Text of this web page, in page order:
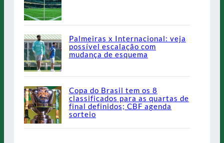
Palmeiras x Internacional: veja
possível escalação com
mudança de esquema
Copa do Brasil tem os 8
classificados para as quartas de
final definidos; CBF agenda
sorteio